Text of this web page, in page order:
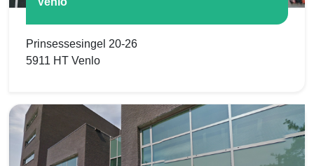
Prinsessesingel 20-26
5911 HT Venlo